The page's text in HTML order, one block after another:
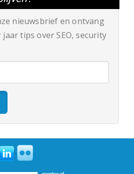
nieuwsbrief en ontvang
tips over SEO, security